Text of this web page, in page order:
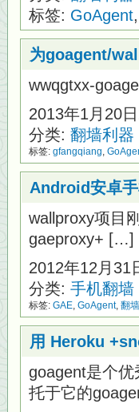
标签: GoAgent,
为goagent/
wwqgtxx-
2013年1月20
分类: 翻墙利器
标签: gfangqiang,
Android安卓
wallproxy项目
gaeproxy+ […]
2012年12月31
分类: 手机翻墙
标签: GAE, GoAgent, 翻
用 Heroku
goagent是个
托于它的